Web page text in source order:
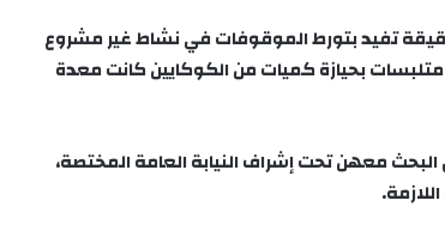
تفيد بتورط الموقوفات في نشاط غير مشروع
متلبسات بحيازة كميات من الكوكايين كانت معدة
البحث معهن تحت إشرافالنيابة العامة المختصة،